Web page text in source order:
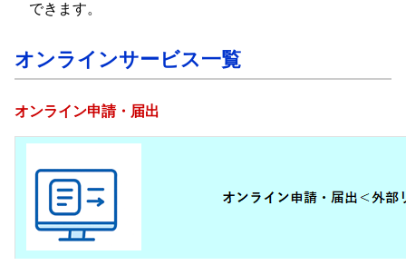
できます。
オンラインサービス一覧
オンライン申請・届出